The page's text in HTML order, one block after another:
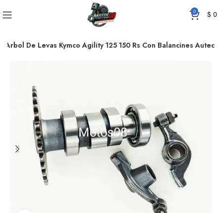
0 $0
Arbol De Levas Kymco Agility 125 150 Rs Con Balancines Autec